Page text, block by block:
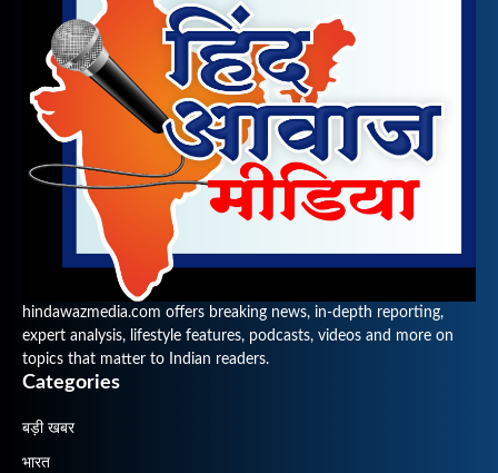
hindawazmedia.com offers breaking news, in-depth reporting,
expert analysis, lifestyle features, podcasts, videos and more on
topics that matter to Indian readers.
Categories
बड़ी खबर
भारत